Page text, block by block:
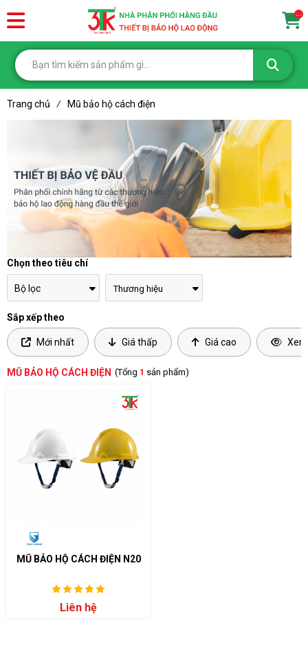
...
Trang chủ / Mũ bảo hộ cách điện
Chọn theo tiêu chí
Bộ lọc
Sắp xếp theo
Mới nhất Giá thấp Giá cao
MŨ BẢO HỘ CÁCH ĐIỆN (Tổng 1 sản phẩm)
MŨ BẢO HỘ CÁCH ĐIỆN N20
Liên hệ